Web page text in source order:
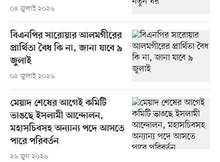
০৪ জুলাই ২০২৬
বিএনপির সারোয়ার আলমগীরের
প্রার্থিতা বৈধ কি না, জানা যাবে ৯
জুলাই
০২ জুলাই ২০২৬
মেয়াদ শেষের আগেই কমিটি
ভাঙছে ইসলামী আন্দোলন,
মহাসচিবসহ অন্যান্য পদে আসতে
পারে পরিবর্তন
২৬ জুন ২০২৬